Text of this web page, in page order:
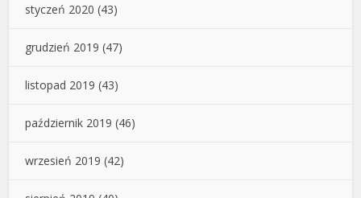
styczeń 2020 (43)
grudzień 2019 (47)
listopad 2019 (43)
październik 2019 (46)
wrzesień 2019 (42)